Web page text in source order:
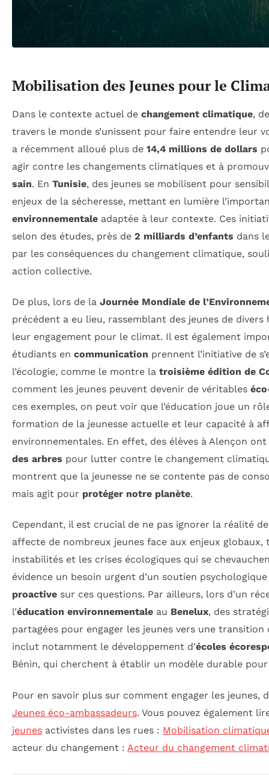
Mobilisation des Jeunes pour le
Dans le contexte actuel de changement climatique,
travers le monde s’unissent pour faire entendre leur
a récemment alloué plus de 14,4 millions de dollars
agir contre les changements climatiques et à
sain. En Tunisie, des jeunes se mobilisent pour
enjeux de la sécheresse, mettant en lumière
environnementale adaptée à leur contexte. Ces
selon des études, près de 2 milliards d’enfants dans
par les conséquences du changement climatique,
action collective.
De plus, lors de la Journée Mondiale de
précédent a eu lieu, rassemblant des jeunes de
leur engagement pour le climat. Il est également
étudiants en communication prennent l’initiative de
l’écologie, comme le montre la troisième édition de
comment les jeunes peuvent devenir de véritables
ces exemples, on peut voir que l’éducation joue un
formation de la jeunesse actuelle et leur capacité à
environnementales. En effet, des élèves à Alençon
des arbres pour lutter contre le changement
montrent que la jeunesse ne se contente pas de
mais agit pour protéger notre planète.
Cependant, il est crucial de ne pas ignorer la réalité de
affecte de nombreux jeunes face aux enjeux
instabilités et les crises écologiques qui se
évidence un besoin urgent d’un soutien
proactive sur ces questions. Par ailleurs, lors d’un
l’éducation environnementale au Benelux, des
partagées pour engager les jeunes vers une transition
inclut notamment le développement d’écoles
Bénin, qui cherchent à établir un modèle durable pour
Pour en savoir plus sur comment engager les jeunes,
Jeunes éco-ambassadeurs. Vous pouvez également
jeunes activistes dans les rues : Mobilisation
acteur du changement : Acteur du changement